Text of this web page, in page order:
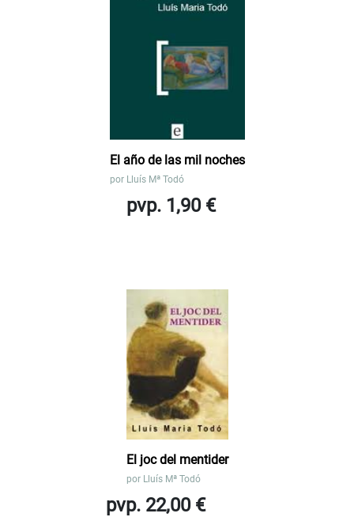
El año de las mil noches
por Lluís Mª Todó
pvp. 1,90 €
El joc del mentider
por Lluís Mª Todó
pvp. 22,00 €